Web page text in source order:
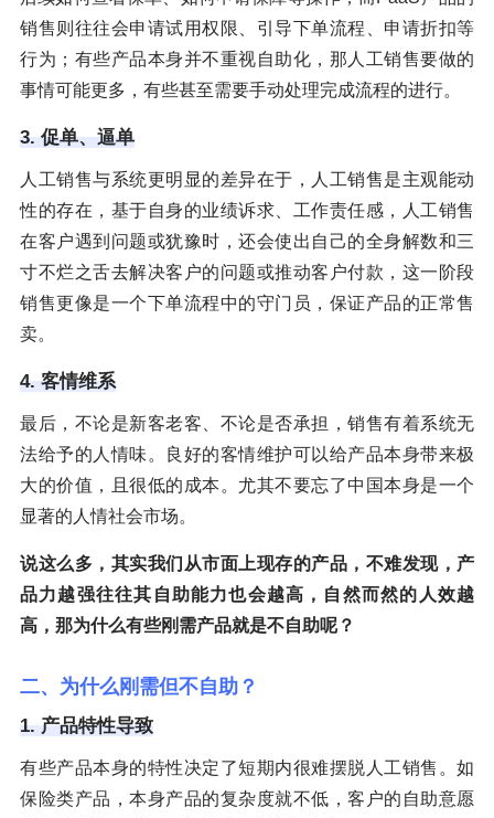
销售则往往会申请试用权限、引导下单流程、申请折扣等
行为；有些产品本身并不重视自助化，那人工销售要做的
事情可能更多，有些甚至需要手动处理完成流程的进行。
3. 促单、逼单
人工销售与系统更明显的差异在于，人工销售是主观能动
性的存在，基于自身的业绩诉求、工作责任感，人工销售
在客户遇到问题或犹豫时，还会使出自己的全身解数和三
寸不烂之舌去解决客户的问题或推动客户付款，这一阶段
销售更像是一个下单流程中的守门员，保证产品的正常售
卖。
4. 客情维系
最后，不论是新客老客、不论是否承担，销售有着系统无
法给予的人情味。良好的客情维护可以给产品本身带来极
大的价值，且很低的成本。尤其不要忘了中国本身是一个
显著的人情社会市场。
说这么多，其实我们从市面上现存的产品，不难发现，产
品力越强往往其自助能力也会越高，自然而然的人效越
高，那为什么有些刚需产品就是不自助呢？
二、为什么刚需但不自助？
1. 产品特性导致
有些产品本身的特性决定了短期内很难摆脱人工销售。如
保险类产品，本身产品的复杂度就不低，客户的自助意愿